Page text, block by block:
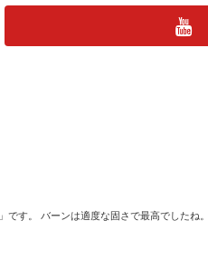
す。 バーンは適度な固さで最高でしたね。